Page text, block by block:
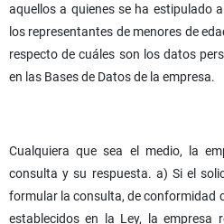
aquellos a quienes se ha estipulado
los representantes de menores de
respecto de cuáles son los datos
en las Bases de Datos de la empresa.
Cualquiera que sea el medio, la
consulta y su respuesta. a) Si el
formular la consulta, de conformidad
establecidos en la Ley, la empresa